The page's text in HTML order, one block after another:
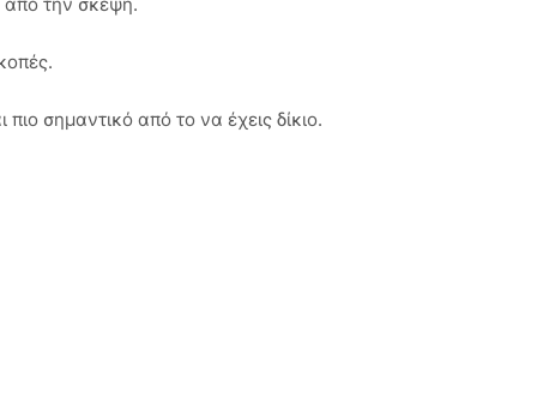
σημαντικό από το να έχεις δίκιο.